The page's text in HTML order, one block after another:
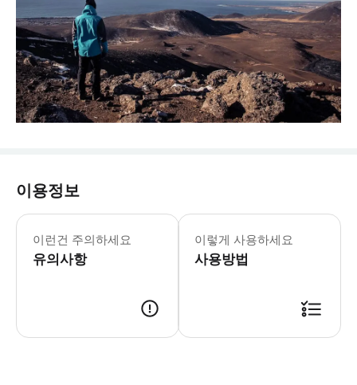
이용정보
이런건 주의하세요
유의사항
이렇게 사용하세요
사용방법